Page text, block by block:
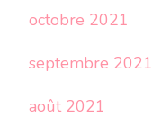
octobre 2021
septembre 2021
août 2021